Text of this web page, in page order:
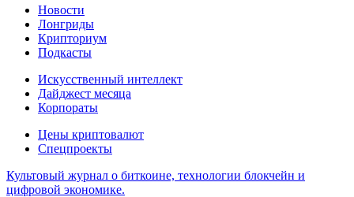
Новости
Лонгриды
Крипториум
Подкасты
Искусственный интеллект
Дайджест месяца
Корпораты
Цены криптовалют
Спецпроекты
Культовый журнал о биткоине, технологии блокчейн и
цифровой экономике.